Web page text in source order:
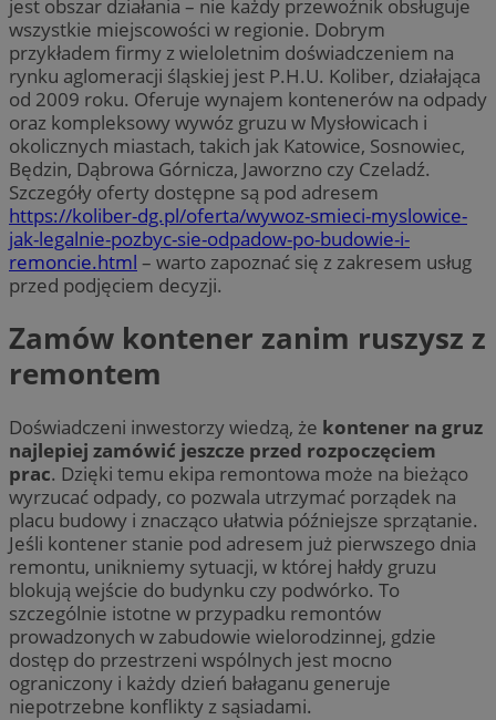
jest obszar działania – nie każdy przewoźnik obsługuje
wszystkie miejscowości w regionie. Dobrym
przykładem firmy z wieloletnim doświadczeniem na
rynku aglomeracji śląskiej jest P.H.U. Koliber, działająca
od 2009 roku. Oferuje wynajem kontenerów na odpady
oraz kompleksowy wywóz gruzu w Mysłowicach i
okolicznych miastach, takich jak Katowice, Sosnowiec,
Będzin, Dąbrowa Górnicza, Jaworzno czy Czeladź.
Szczegóły oferty dostępne są pod adresem
https://koliber-dg.pl/oferta/wywoz-smieci-myslowice-
jak-legalnie-pozbyc-sie-odpadow-po-budowie-i-
remoncie.html – warto zapoznać się z zakresem usług
przed podjęciem decyzji.
Zamów kontener zanim ruszysz z
remontem
Doświadczeni inwestorzy wiedzą, że kontener na gruz
najlepiej zamówić jeszcze przed rozpoczęciem
prac. Dzięki temu ekipa remontowa może na bieżąco
wyrzucać odpady, co pozwala utrzymać porządek na
placu budowy i znacząco ułatwia późniejsze sprzątanie.
Jeśli kontener stanie pod adresem już pierwszego dnia
remontu, unikniemy sytuacji, w której hałdy gruzu
blokują wejście do budynku czy podwórko. To
szczególnie istotne w przypadku remontów
prowadzonych w zabudowie wielorodzinnej, gdzie
dostęp do przestrzeni wspólnych jest mocno
ograniczony i każdy dzień bałaganu generuje
niepotrzebne konflikty z sąsiadami.